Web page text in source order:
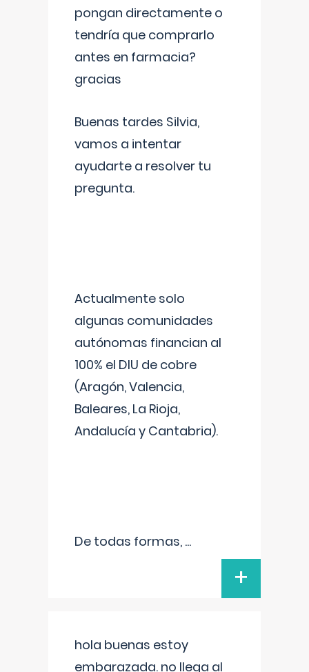
pongan directamente o
tendría que comprarlo
antes en farmacia?
gracias
Buenas tardes Silvia,
vamos a intentar
ayudarte a resolver tu
pregunta.
Actualmente solo
algunas comunidades
autónomas financian al
100% el DIU de cobre
(Aragón, Valencia,
Baleares, La Rioja,
Andalucía y Cantabria).
De todas formas, ...
+
hola buenas estoy
embarazada. no llega al